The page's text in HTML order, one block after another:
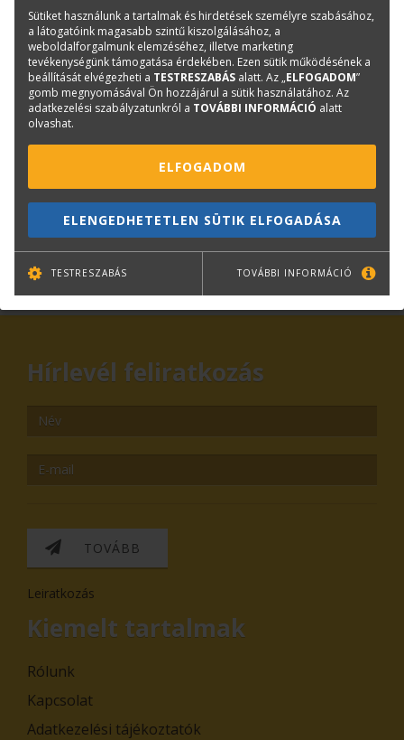
Cikkszám:
3ED78A
Márka:
HP
EAN:
0193905352876
Kérdése van?
Plotter értékesítés
Központi elérhetőségek
lfp@terc.hu
KAPCSOLAT ONLINE SHOP RENDEZVÉNYEK
Hírlevél feliratkozás
TOVÁBB
Leiratkozás
Kiemelt tartalmak
Rólunk
Kapcsolat
Adatkezelési tájékoztatók
Sütiket használunk a tartalmak és hirdetések személyre szabásához,
a látogatóink magasabb szintű kiszolgálásához, a
weboldalforgalmunk elemzéséhez, illetve marketing
tevékenységünk támogatása érdekében. Ezen sütik működésének a
beállítását elvégezheti a TESTRESZABÁS alatt. Az „ELFOGADOM”
gomb megnyomásával Ön hozzájárul a sütik használatához. Az
adatkezelési szabályzatunkról a TOVÁBBI INFORMÁCIÓ alatt
olvashat.
ELFOGADOM
ELENGEDHETETLEN SÜTIK ELFOGADÁSA
TESTRESZABÁS TOVÁBBI INFORMÁCIÓ